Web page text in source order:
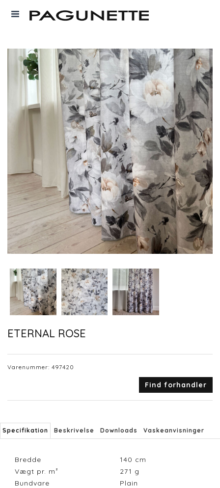
ETERNAL ROSE
Varenummer: 497420
Find forhandler
Specifikation Beskrivelse Downloads Vaskeanvisninger
Bredde 140 cm
Vægt pr. m²
271 g
Bundvare
Plain